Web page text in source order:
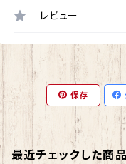
レビュー
保存
最近チェックした商